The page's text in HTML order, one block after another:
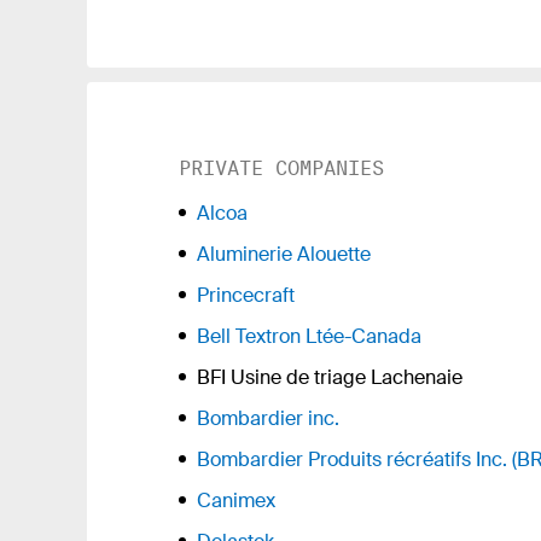
PRIVATE COMPANIES
Alcoa
Aluminerie Alouette
Princecraft
Bell Textron Ltée-Canada
BFI Usine de triage Lachenaie
Bombardier inc.
Bombardier Produits récréatifs Inc.
Canimex